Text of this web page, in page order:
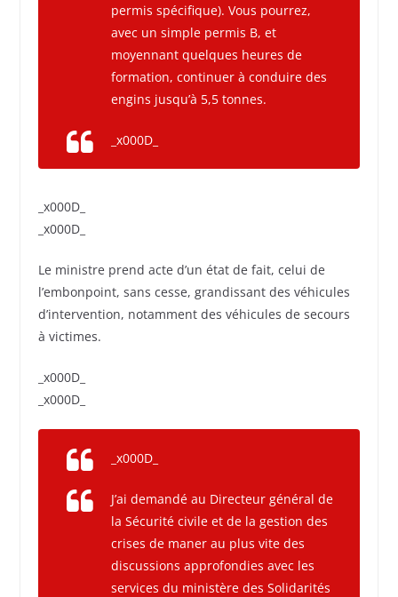
permis spécifique). Vous pourrez,
avec un simple permis B, et
moyennant quelques heures de
formation, continuer à conduire des
engins jusqu’à 5,5 tonnes.
_x000D_
_x000D_
_x000D_
Le ministre prend acte d’un état de fait, celui de
l’embonpoint, sans cesse, grandissant des véhicules
d’intervention, notamment des véhicules de secours
à victimes.
_x000D_
_x000D_
_x000D_
J’ai demandé au Directeur général de
la Sécurité civile et de la gestion des
crises de maner au plus vite des
discussions approfondies avec les
services du ministère des Solidarités